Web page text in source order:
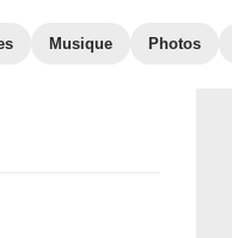
Musique Photos